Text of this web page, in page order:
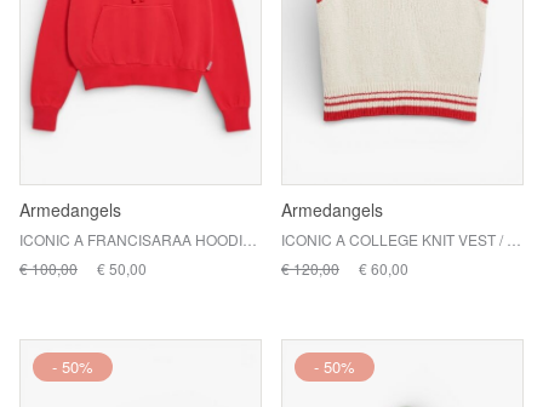
Armedangels
€ 100,00
€ 50,00
Armedangels
€ 120,00
€ 60,00
- 50% - 50%